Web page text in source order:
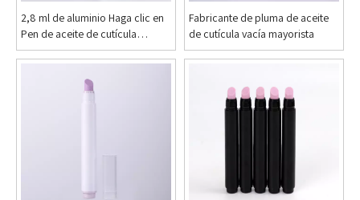
2,8 ml de aluminio Haga clic en
Pen de aceite de cutícula
cosmética
Fabricante de pluma de aceite
de cutícula vacía mayorista